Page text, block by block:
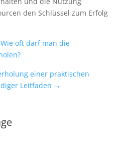
den Schlüssel zum Erfolg
oft darf man die
einer praktischen
Leitfaden →